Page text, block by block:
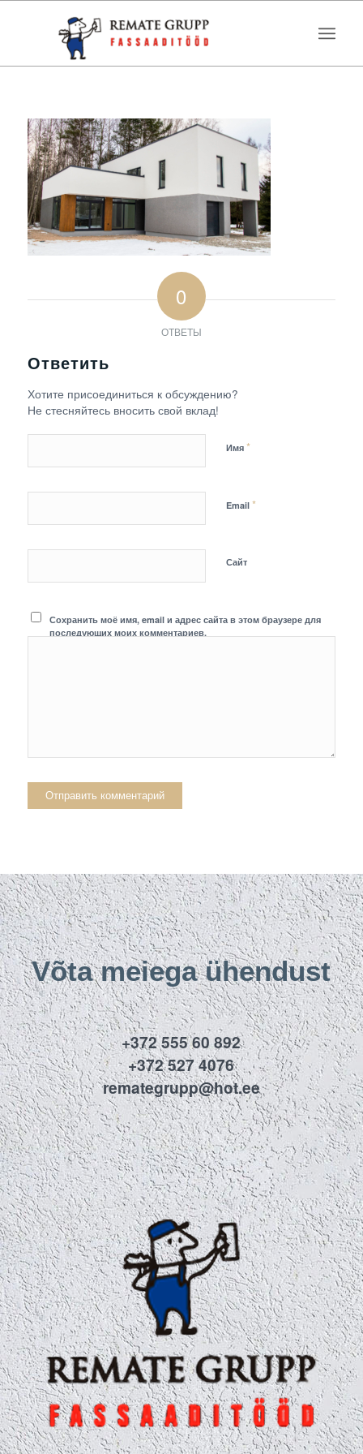
0
ОТВЕТЫ
Ответить
Хотите присоединиться к обсуждению?
Не стесняйтесь вносить свой вклад!
Имя *
Email *
Сайт
Сохранить моё имя, email и адрес сайта в этом браузере для
последующих моих комментариев.
Võta meiega ühendust
+372 555 60 892
+372 527 4076
remategrupp@hot.ee